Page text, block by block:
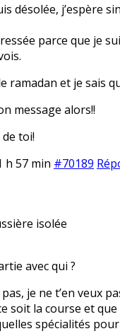
désolée, j’espère
parce que je
ramadan et je sais
message alors!!
toi!
h 57 min #70189
isolée
avec qui ?
je ne t’en veux
soit la course et
spécialités